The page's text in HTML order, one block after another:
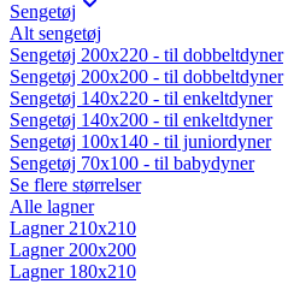
Sengetøj
Alt sengetøj
Sengetøj 200x220 - til dobbeltdyner
Sengetøj 200x200 - til dobbeltdyner
Sengetøj 140x220 - til enkeltdyner
Sengetøj 140x200 - til enkeltdyner
Sengetøj 100x140 - til juniordyner
Sengetøj 70x100 - til babydyner
Se flere størrelser
Alle lagner
Lagner 210x210
Lagner 200x200
Lagner 180x210